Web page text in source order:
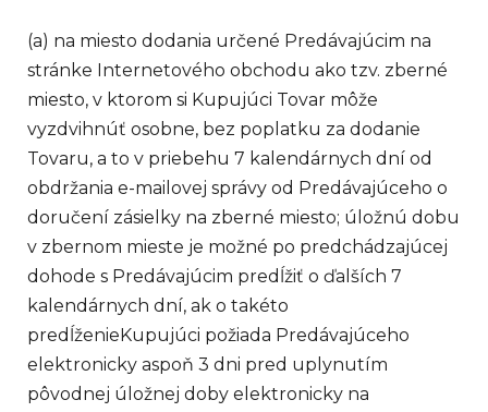
(a) na miesto dodania určené Predávajúcim na
stránke Internetového obchodu ako tzv. zberné
miesto, v ktorom si Kupujúci Tovar môže
vyzdvihnúť osobne, bez poplatku za dodanie
Tovaru, a to v priebehu 7 kalendárnych dní od
obdržania e-mailovej správy od Predávajúceho o
doručení zásielky na zberné miesto; úložnú dobu
v zbernom mieste je možné po predchádzajúcej
dohode s Predávajúcim predĺžiť o ďalších 7
kalendárnych dní, ak o takéto
predĺženieKupujúci požiada Predávajúceho
elektronicky aspoň 3 dni pred uplynutím
pôvodnej úložnej doby elektronicky na